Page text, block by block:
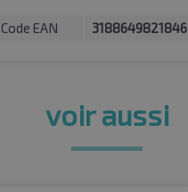
Code EAN 3188649821846
voir aussi